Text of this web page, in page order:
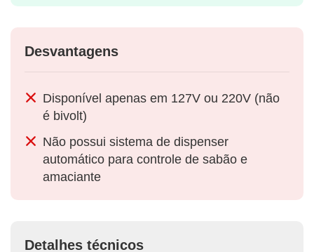
Desvantagens
Disponível apenas em 127V ou 220V (não
é bivolt)
Não possui sistema de dispenser
automático para controle de sabão e
amaciante
Detalhes técnicos